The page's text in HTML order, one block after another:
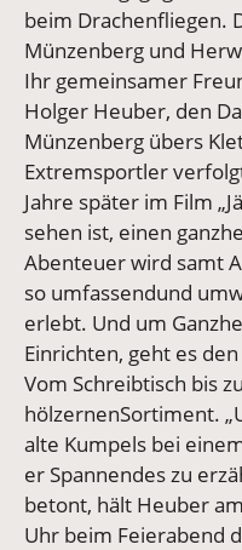
beim Drachenfliegen.
Münzenberg und
Ihr gemeinsamer
Holger Heuber, den
Münzenberg übers
Extremsportler
Jahre später im Film
sehen ist, einen
Abenteuer wird samt
so umfassendund
erlebt. Und um
Einrichten, geht es
Vom Schreibtisch bis
hölzernenSortiment.
alte Kumpels bei
er Spannendes zu
betont, hält Heuber
Uhr beim Feierabend